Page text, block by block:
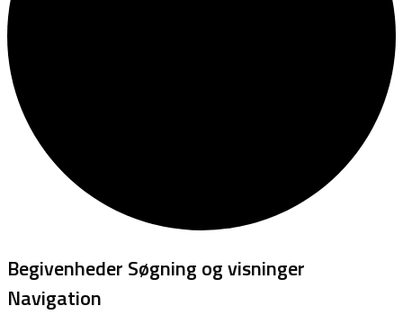
Begivenheder
Begivenheder Søgning og visninger
Navigation